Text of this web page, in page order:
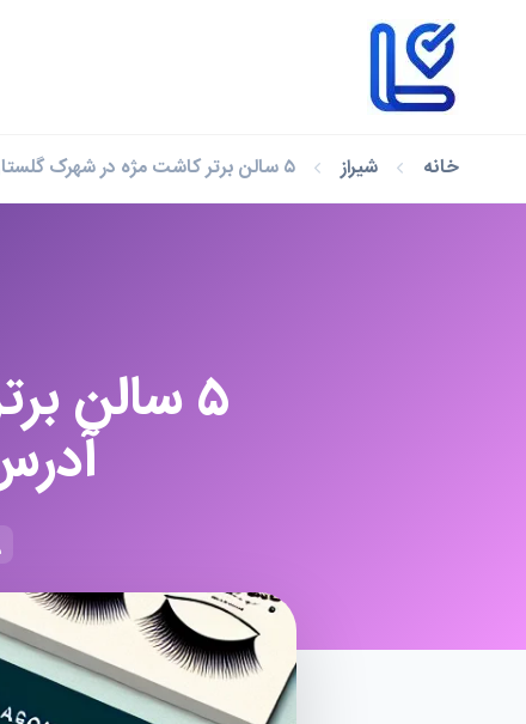
خانه شیراز ۵ سالن برتر کاشت مژه در شهرک گلستان شیراز با آدرس و شماره تماس (آپدیت ۱۴۰۴)
۵ سالن